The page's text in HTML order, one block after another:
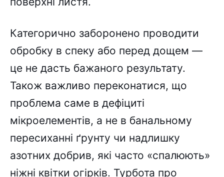
Категорично заборонено проводити
обробку в спеку або перед дощем —
це не дасть бажаного результату.
Також важливо переконатися, що
проблема саме в дефіциті
мікроелементів, а не в банальному
пересиханні ґрунту чи надлишку
азотних добрив, які часто «спалюють»
ніжні квітки огірків. Турбота про